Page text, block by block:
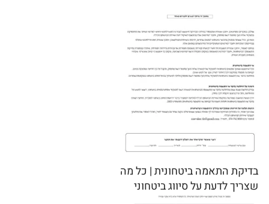
בדיקת התאמה ביטחונית | כל מה
שצריך לדעת על סיווג ביטחוני